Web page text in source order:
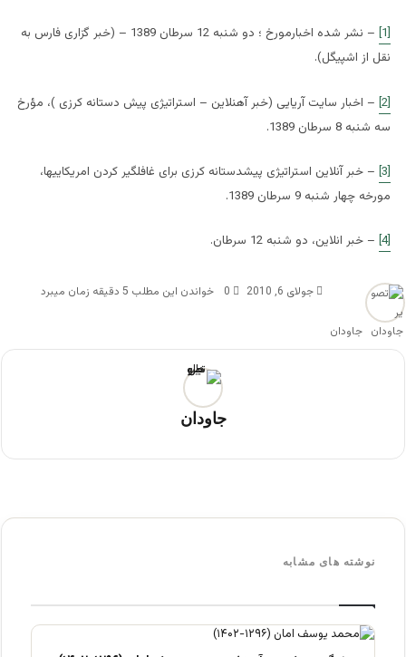
[1]
– نشر شده اخبارمورخ ؛ دو شنبه 12 سرطان 1389 – (خبر گزاری فارس به
نقل از اشپیگل).
[2]
– اخبار سایت آریایی (خبر آهنلاین – استراتیژی پیش دستانه کرزی )، مؤرخ
سه شنبه 8 سرطان 1389.
[3]
– خبر آنلاین استراتیژی پیشدستانه کرزی برای غافلگیر کردن امریکاییها،
مورخه چهار شنبه 9 سرطان 1389.
[4] – خبر انلاین، دو شنبه 12 سرطان.
جاودان
جولای 6, 2010 0 خواندن این مطلب 5 دقیقه زمان میبرد
جاودان
نوشته های مشابه